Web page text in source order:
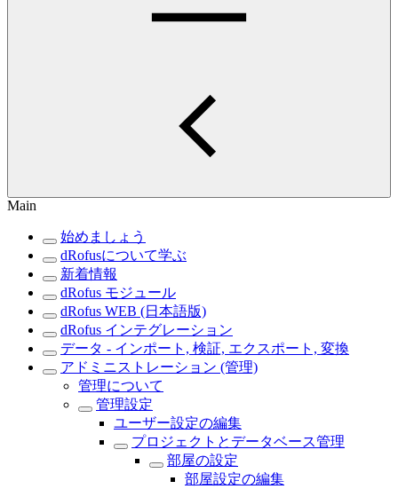
Main
始めましょう
dRofusについて学ぶ
新着情報
dRofus モジュール
dRofus WEB (日本語版)
dRofus インテグレーション
データ - インポート, 検証, エクスポート, 変換
アドミニストレーション (管理)
管理について
管理設定
ユーザー設定の編集
プロジェクトとデータベース管理
部屋の設定
部屋設定の編集